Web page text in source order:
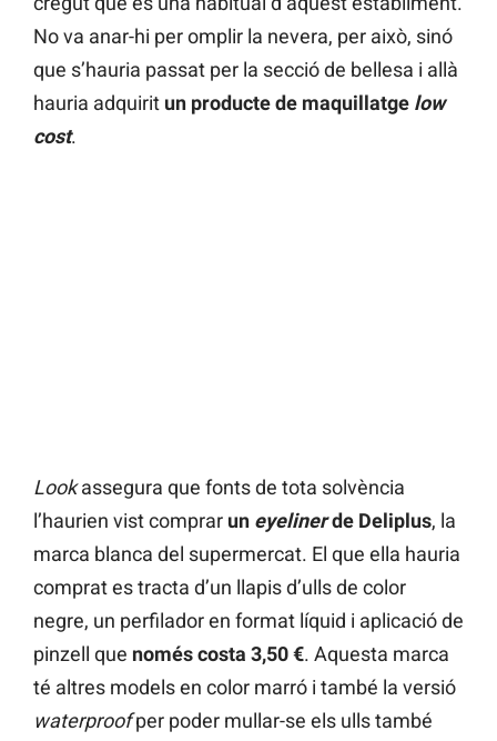
No va anar-hi per omplir la nevera, per això, sinó
que s’hauria passat per la secció de bellesa i allà
hauria adquirit un producte de maquillatge low
cost.
Lookassegura que fonts de tota solvència
l’haurien vist comprar un eyelinerde Deliplus, la
marca blanca del supermercat. El que ella hauria
comprat es tracta d’un llapis d’ulls de color
negre, un perfilador en format líquid i aplicació de
pinzell que només costa 3,50 €. Aquesta marca
té altres models en color marró i també la versió
waterproofper poder mullar-se els ulls també